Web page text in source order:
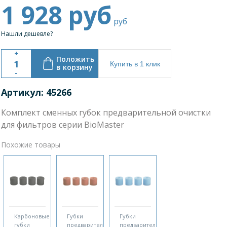
1 928 руб руб
Нашли дешевле?
+
-
Положить
в корзину
Купить в 1 клик
Артикул: 45266
Комплект сменных губок предварительной очистки
для фильтров серии BioMaster
Похожие товары
Карбоновые
губки
Губки
предварительной
Губки
предварительной